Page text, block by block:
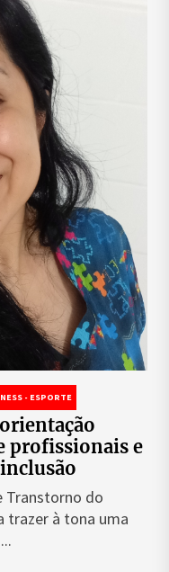
- ESPORTE
profissionais e
Transtorno do
trazer à tona uma